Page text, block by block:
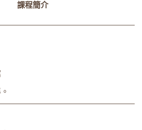
課程簡介